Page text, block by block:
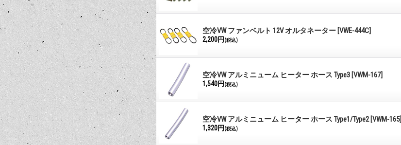
空冷VW ファンベルト 12V オルタネーター [VWE-444C]
2,200円 (税込)
空冷VW アルミニューム ヒーター ホース Type3 [VWM-167]
1,540円 (税込)
空冷VW アルミニューム ヒーター ホース Type1/Type2 [VWM-165]
1,320円 (税込)